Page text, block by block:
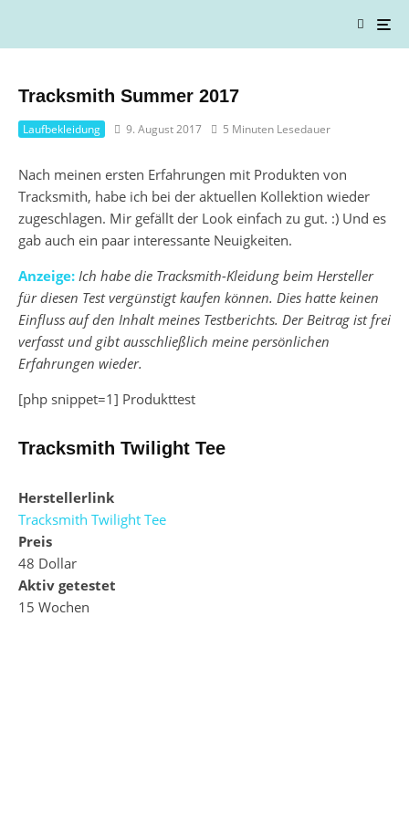
Tracksmith Summer 2017
Laufbekleidung 9. August 2017 5 Minuten Lesedauer
Nach meinen ersten Erfahrungen mit Produkten von
Tracksmith, habe ich bei der aktuellen Kollektion wieder
zugeschlagen. Mir gefällt der Look einfach zu gut. :) Und es
gab auch ein paar interessante Neuigkeiten.
Anzeige: Ich habe die Tracksmith-Kleidung beim Hersteller
für diesen Test vergünstigt kaufen können. Dies hatte keinen
Einfluss auf den Inhalt meines Testberichts. Der Beitrag ist frei
verfasst und gibt ausschließlich meine persönlichen
Erfahrungen wieder.
[php snippet=1] Produkttest
Tracksmith Twilight Tee
Herstellerlink
Tracksmith Twilight Tee
Preis
48 Dollar
Aktiv getestet
15 Wochen